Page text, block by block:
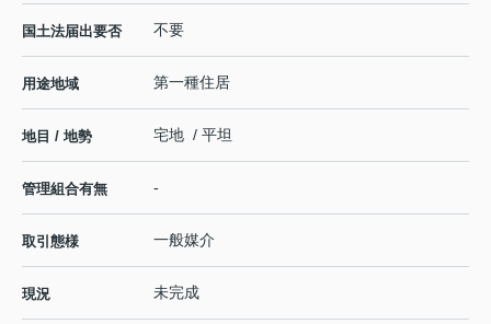
国土法届出要否 不要
用途地域 第一種住居
地目 / 地勢 宅地 / 平坦
管理組合有無 -
取引態様 一般媒介
現況 未完成